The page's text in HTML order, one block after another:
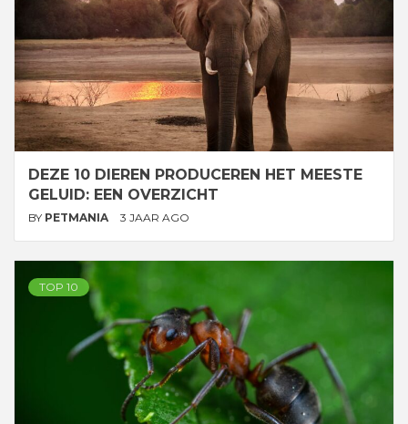
DEZE 10 DIEREN PRODUCEREN HET MEESTE
GELUID: EEN OVERZICHT
BY PETMANIA 3 JAAR AGO
TOP 10